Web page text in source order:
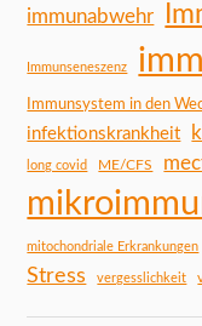
immunabwehr
Immunseneszenz
Immunsystem in den
infektionskrankheit
long covid ME/CFS
mitochondriale Erkrankungen
Stress vergesslichkeit